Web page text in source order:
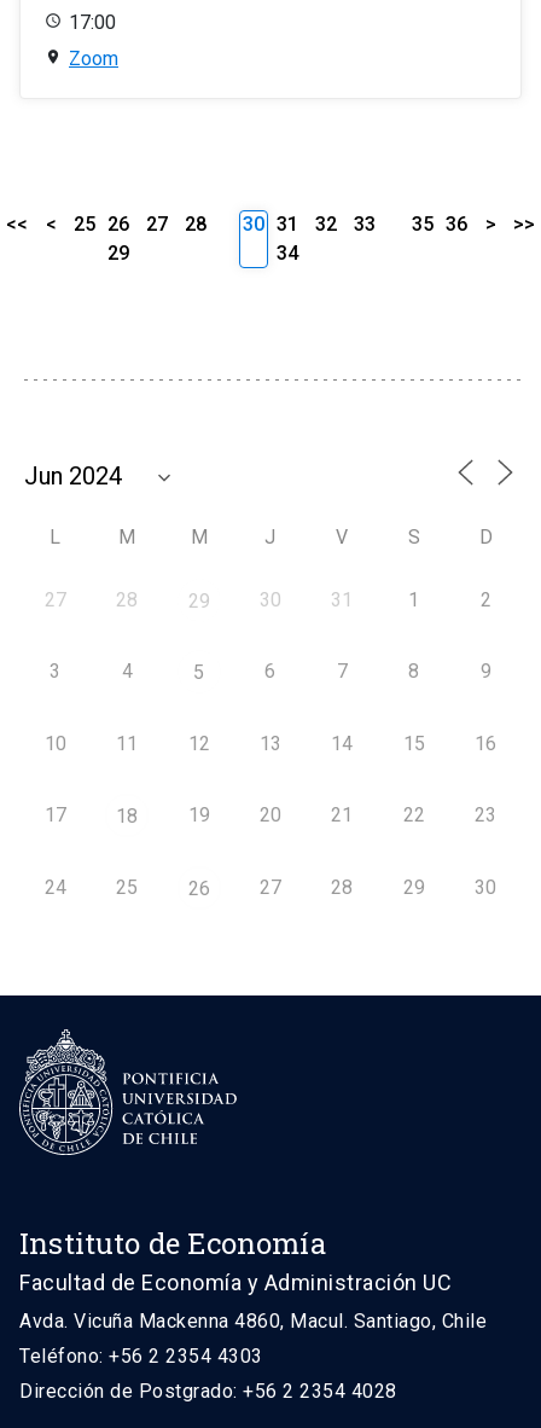
17:00
Zoom
<< < 25 26 27
28
29
30 31 32
33
34
35 36 > >>
L M M J V S D
27 28 29 30 31 1 2
3 4 5 6 7 8 9
10 11 12 13 14 15 16
17 18 19 20 21 22 23
24 25 26 27 28 29 30
Instituto de Economía
Facultad de Economía y Administración UC
Avda. Vicuña Mackenna 4860, Macul. Santiago, Chile
Teléfono: +56 2 2354 4303
Dirección de Postgrado: +56 2 2354 4028